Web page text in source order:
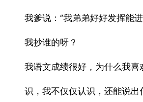
我爹说：“我弟弟好好发挥能
我抄谁的呀？
我语文成绩很好，为什么我
识，我不仅仅认识，还能说出